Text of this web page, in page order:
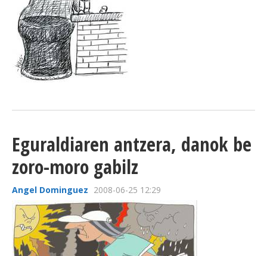
Eguraldiaren antzera, danok be
zoro-moro gabilz
Angel Dominguez 2008-06-25 12:29